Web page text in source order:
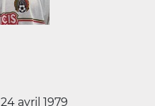
24 avril 1979